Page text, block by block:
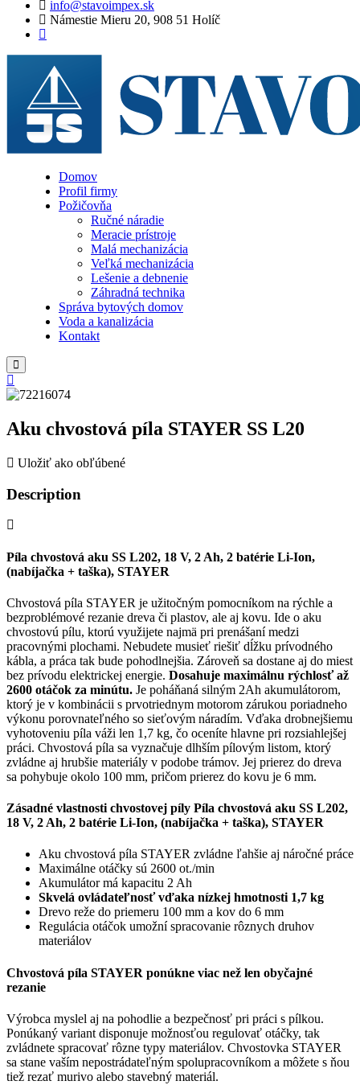
info@stavoimpex.sk
Námestie Mieru 20, 908 51 Holíč
Domov
Profil firmy
Požičovňa
Ručné náradie
Meracie prístroje
Malá mechanizácia
Veľká mechanizácia
Lešenie a debnenie
Záhradná technika
Správa bytových domov
Voda a kanalizácia
Kontakt
Aku chvostová píla STAYER SS L20
Uložiť ako obľúbené
Description
Píla chvostová aku SS L202, 18 V, 2 Ah, 2 batérie Li-Ion,
(nabíjačka + taška), STAYER
Chvostová píla STAYER je užitočným pomocníkom na rýchle a
bezproblémové rezanie dreva či plastov, ale aj kovu. Ide o aku
chvostovú pílu, ktorú využijete najmä pri prenášaní medzi
pracovnými plochami. Nebudete musieť riešiť dĺžku prívodného
kábla, a práca tak bude pohodlnejšia. Zároveň sa dostane aj do miest
bez prívodu elektrickej energie. Dosahuje maximálnu rýchlosť až
2600 otáčok za minútu. Je poháňaná silným 2Ah akumulátorom,
ktorý je v kombinácii s prvotriednym motorom zárukou poriadneho
výkonu porovnateľného so sieťovým náradím. Vďaka drobnejšiemu
vyhotoveniu píla váži len 1,7 kg, čo oceníte hlavne pri rozsiahlejšej
práci. Chvostová píla sa vyznačuje dlhším pílovým listom, ktorý
zvládne aj hrubšie materiály v podobe trámov. Jej prierez do dreva
sa pohybuje okolo 100 mm, pričom prierez do kovu je 6 mm.
Zásadné vlastnosti chvostovej píly Píla chvostová aku SS L202,
18 V, 2 Ah, 2 batérie Li-Ion, (nabíjačka + taška), STAYER
Aku chvostová píla STAYER zvládne ľahšie aj náročné práce
Maximálne otáčky sú 2600 ot./min
Akumulátor má kapacitu 2 Ah
Skvelá ovládateľnosť vďaka nízkej hmotnosti 1,7 kg
Drevo reže do priemeru 100 mm a kov do 6 mm
Regulácia otáčok umožní spracovanie rôznych druhov
materiálov
Chvostová píla STAYER ponúkne viac než len obyčajné
rezanie
Výrobca myslel aj na pohodlie a bezpečnosť pri práci s pílkou.
Ponúkaný variant disponuje možnosťou regulovať otáčky, tak
zvládnete spracovať rôzne typy materiálov. Chvostovka STAYER
sa stane vaším nepostrádateľným spolupracovníkom a môžete s ňou
tiež rezať murivo alebo stavebný materiál.